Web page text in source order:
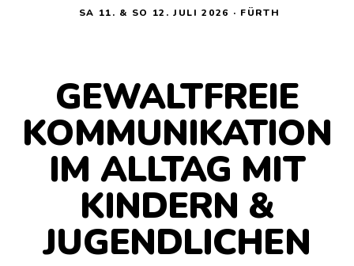
SA 11. & SO 12. JULI 2026 · FÜRTH
GEWALTFREIE
KOMMUNIKATION
IM ALLTAG MIT
KINDERN &
JUGENDLICHEN